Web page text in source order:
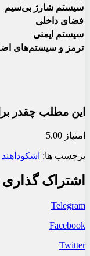
سیستم شارژ بی‌سیم
فضای داخلی
سیستم ایمنی
ترمز و سیستم‌های
این مطلب چقدر
امتیاز 5.00
برچسب ها: اشکودا هند
اشتراک
Telegram
Facebook
Twitter